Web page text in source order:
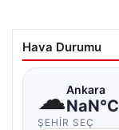
Hava Durumu
☁Ankara
NaN°C
ŞEHIR SEÇ